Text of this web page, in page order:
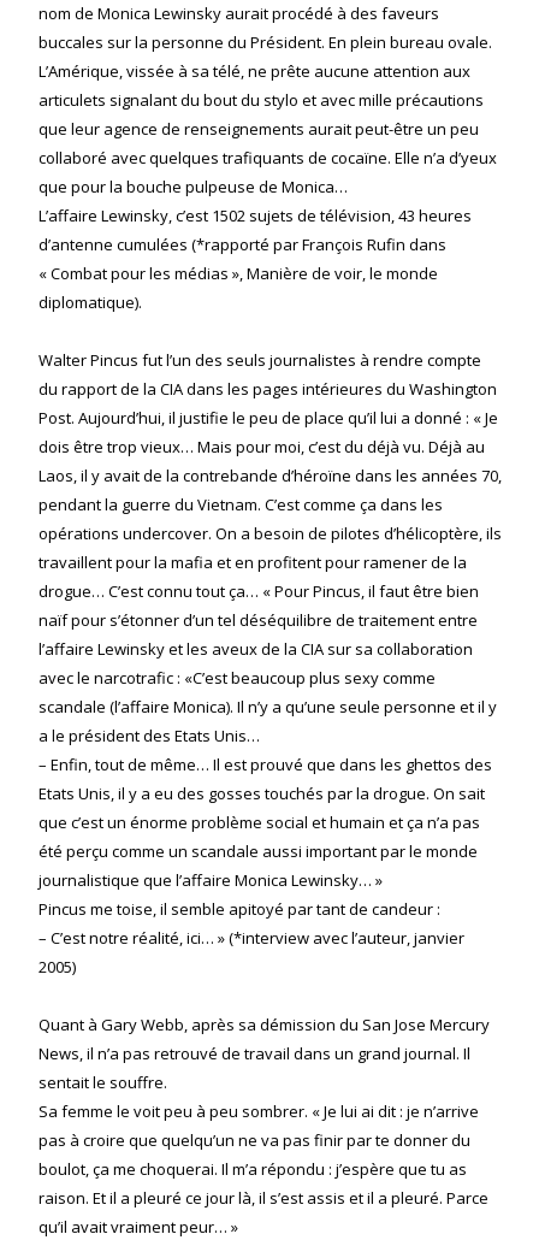
nom de Monica Lewinsky aurait procédé à des faveurs
buccales sur la personne du Président. En plein bureau ovale.
L’Amérique, vissée à sa télé, ne prête aucune attention aux
articulets signalant du bout du stylo et avec mille précautions
que leur agence de renseignements aurait peut-être un peu
collaboré avec quelques trafiquants de cocaïne. Elle n’a d’yeux
que pour la bouche pulpeuse de Monica…
L’affaire Lewinsky, c’est 1502 sujets de télévision, 43 heures
d’antenne cumulées (*rapporté par François Rufin dans
« Combat pour les médias », Manière de voir, le monde
diplomatique).
Walter Pincus fut l’un des seuls journalistes à rendre compte
du rapport de la CIA dans les pages intérieures du Washington
Post. Aujourd’hui, il justifie le peu de place qu’il lui a donné : « Je
dois être trop vieux… Mais pour moi, c’est du déjà vu. Déjà au
Laos, il y avait de la contrebande d’héroïne dans les années 70,
pendant la guerre du Vietnam. C’est comme ça dans les
opérations undercover. On a besoin de pilotes d’hélicoptère, ils
travaillent pour la mafia et en profitent pour ramener de la
drogue… C’est connu tout ça… « Pour Pincus, il faut être bien
naïf pour s’étonner d’un tel déséquilibre de traitement entre
l’affaire Lewinsky et les aveux de la CIA sur sa collaboration
avec le narcotrafic : «C’est beaucoup plus sexy comme
scandale (l’affaire Monica). Il n’y a qu’une seule personne et il y
a le président des Etats Unis…
– Enfin, tout de même… Il est prouvé que dans les ghettos des
Etats Unis, il y a eu des gosses touchés par la drogue. On sait
que c’est un énorme problème social et humain et ça n’a pas
été perçu comme un scandale aussi important par le monde
journalistique que l’affaire Monica Lewinsky… »
Pincus me toise, il semble apitoyé par tant de candeur :
– C’est notre réalité, ici… » (*interview avec l’auteur, janvier
2005)
Quant à Gary Webb, après sa démission du San Jose Mercury
News, il n’a pas retrouvé de travail dans un grand journal. Il
sentait le souffre.
Sa femme le voit peu à peu sombrer. « Je lui ai dit : je n’arrive
pas à croire que quelqu’un ne va pas finir par te donner du
boulot, ça me choquerai. Il m’a répondu : j’espère que tu as
raison. Et il a pleuré ce jour là, il s’est assis et il a pleuré. Parce
qu’il avait vraiment peur… »